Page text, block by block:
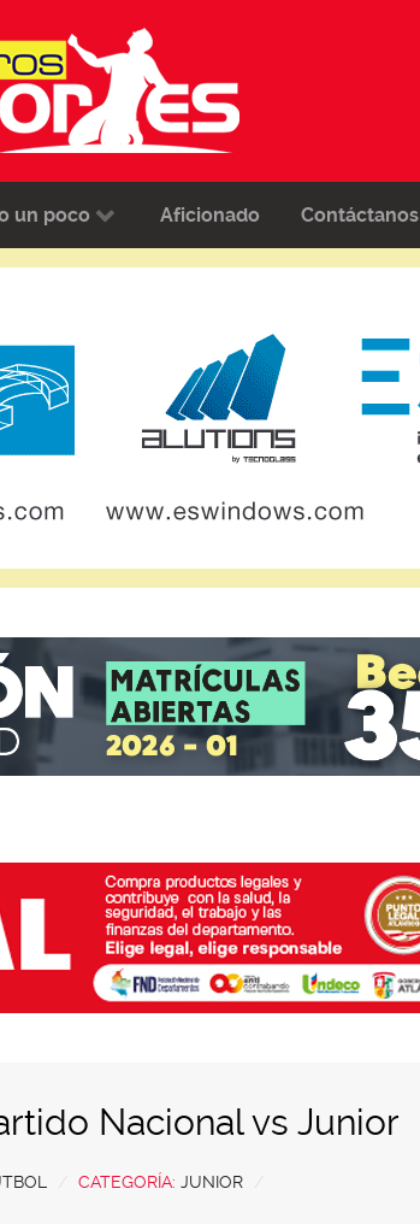
un poco Aficionado Contáctanos
Nacional vs Junior
CATEGORÍA: JUNIOR